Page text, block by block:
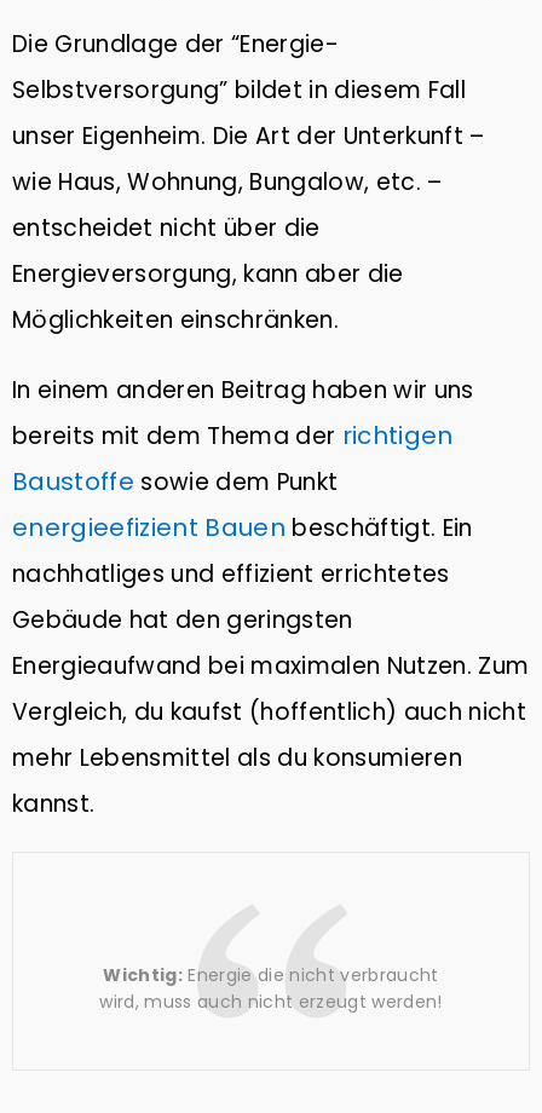
Die Grundlage der “Energie-
Selbstversorgung” bildet in diesem Fall
unser Eigenheim. Die Art der Unterkunft –
wie Haus, Wohnung, Bungalow, etc. –
entscheidet nicht über die
Energieversorgung, kann aber die
Möglichkeiten einschränken.
In einem anderen Beitrag haben wir uns
bereits mit dem Thema der richtigen
Baustoffe sowie dem Punkt
energieefizient Bauen beschäftigt. Ein
nachhatliges und effizient errichtetes
Gebäude hat den geringsten
Energieaufwand bei maximalen Nutzen. Zum
Vergleich, du kaufst (hoffentlich) auch nicht
mehr Lebensmittel als du konsumieren
kannst.
Wichtig: Energie die nicht verbraucht
wird, muss auch nicht erzeugt werden!